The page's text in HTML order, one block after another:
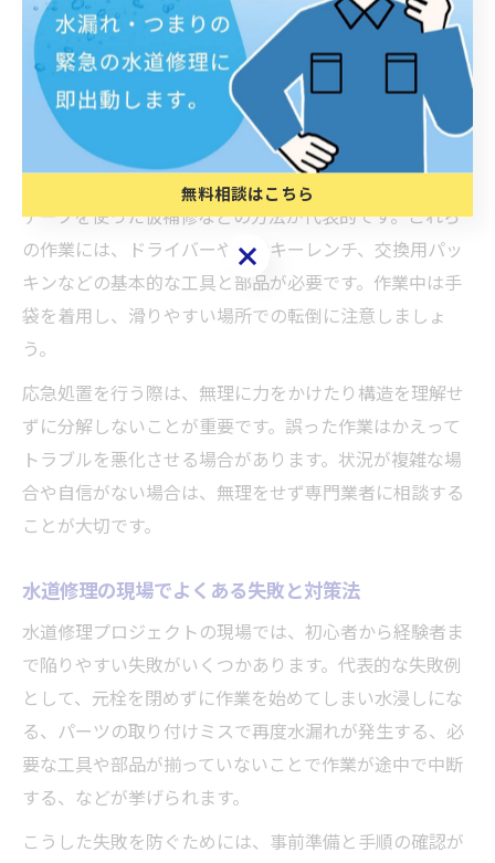
法を知っておくことが安心につながります。例えば、蛇
口からの水漏れやパイプの詰まりなど、よくあるトラブ
ルには自分で対応できるケースも多いです。応急処置の
第一歩は、必ず水道の元栓を閉めることです。これによ
り、被害の拡大を防ぐことができます。
続いて、パッキンの交換やナットの締め直し、ビニール
テープを使った仮補修などの方法が代表的です。これら
の作業には、ドライバーやモンキーレンチ、交換用パッ
キンなどの基本的な工具と部品が必要です。作業中は手
袋を着用し、滑りやすい場所での転倒に注意しましょ
う。
応急処置を行う際は、無理に力をかけたり構造を理解せ
ずに分解しないことが重要です。誤った作業はかえって
トラブルを悪化させる場合があります。状況が複雑な場
合や自信がない場合は、無理をせず専門業者に相談する
ことが大切です。
水道修理の現場でよくある失敗と対策法
水道修理プロジェクトの現場では、初心者から経験者ま
で陥りやすい失敗がいくつかあります。代表的な失敗例
として、元栓を閉めずに作業を始めてしまい水浸しにな
る、パーツの取り付けミスで再度水漏れが発生する、必
要な工具や部品が揃っていないことで作業が途中で中断
する、などが挙げられます。
こうした失敗を防ぐためには、事前準備と手順の確認が
無料相談はこちら
無料相談はこちら